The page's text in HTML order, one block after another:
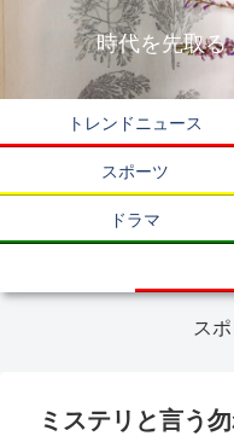
時代を先取る
トレンドニュース
スポーツ
ドラマ
ス
ミステリと言う